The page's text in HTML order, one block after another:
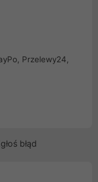
Przelewy24,
błąd